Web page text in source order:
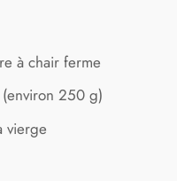
à chair ferme
250 g)
vierge